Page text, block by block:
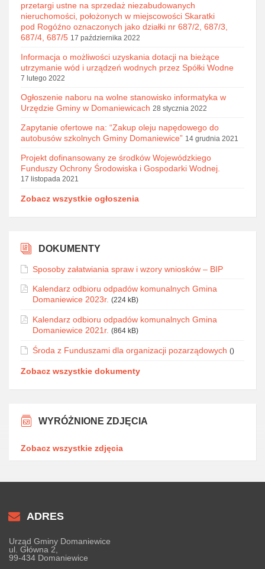
przetargi ustne na sprzedaż niezabudowanych
nieruchomości, położonych w miejscowości Skaratki
pod Rogóźno oznaczonych jako działki nr 687/2, 687/3,
687/4, 687/5 17 października 2022
Informacja o możliwości uzyskania dotacji na bieżące
utrzymanie wód i urządzeń wodnych przez Spółki Wodne
7 lutego 2022
Ogłoszenie naboru na wolne stanowisko informatyka w
Urzędzie Gminy w Domaniewicach 28 stycznia 2022
Zapytanie ofertowe na: “Zakup oleju napędowego do
autobusów szkolnych Gminy Domaniewice” 14 grudnia 2021
Projekt dofinansowany ze środków Wojewódzkiego
Funduszy Ochrony Środowiska i Gospodarki Wodnej.
17 listopada 2021
Zobacz wszystkie ogłoszenia
DOKUMENTY
Sposoby załatwiania spraw i wzory wniosków – BIP
Kalendarz odbioru odpadów komunalnych Gmina
Domaniewice 2023r. (224 kB)
Kalendarz odbioru odpadów komunalnych Gmina
Domaniewice 2021r. (864 kB)
Środa z Funduszami dla organizacji pozarządowych ()
Zobacz wszystkie dokumenty
WYRÓŻNIONE ZDJĘCIA
Zobacz wszystkie zdjęcia
ADRES
Urząd Gminy Domaniewice
ul. Główna 2,
99-434 Domaniewice